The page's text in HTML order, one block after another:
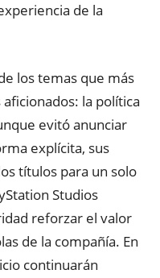
de la
los temas que más
la política
evitó anunciar
explícita, sus
títulos para un solo
Studios
reforzar el valor
de la compañía. En
continuarán